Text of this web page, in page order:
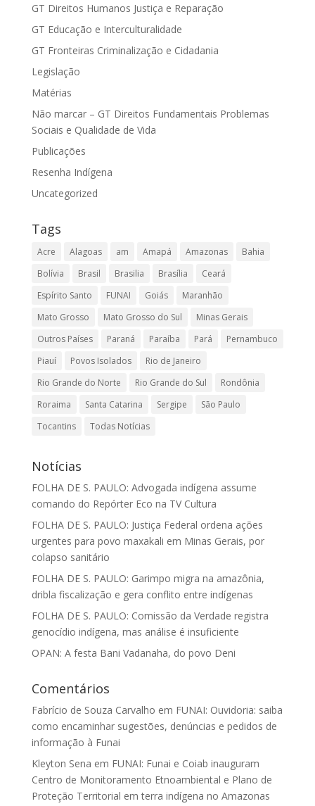
GT Direitos Humanos Justiça e Reparação
GT Educação e Interculturalidade
GT Fronteiras Criminalização e Cidadania
Legislação
Matérias
Não marcar – GT Direitos Fundamentais Problemas
Sociais e Qualidade de Vida
Publicações
Resenha Indígena
Uncategorized
Tags
Acre Alagoas am Amapá Amazonas
Bahia
Bolívia
Brasil Brasilia Brasília
Ceará
Espírito Santo
FUNAI Goiás
Maranhão
Mato Grosso
Mato Grosso do Sul
Minas Gerais
Outros Países
Paraná Paraíba Pará
Pernambuco
Piauí
Povos Isolados
Rio de Janeiro
Rio Grande do Norte
Rio Grande do Sul
Rondônia
Roraima
Santa Catarina Sergipe
São Paulo
Tocantins
Todas Notícias
Notícias
FOLHA DE S. PAULO: Advogada indígena assume
comando do Repórter Eco na TV Cultura
FOLHA DE S. PAULO: Justiça Federal ordena ações
urgentes para povo maxakali em Minas Gerais, por
colapso sanitário
FOLHA DE S. PAULO: Garimpo migra na amazônia,
dribla fiscalização e gera conflito entre indígenas
FOLHA DE S. PAULO: Comissão da Verdade registra
genocídio indígena, mas análise é insuficiente
OPAN: A festa Bani Vadanaha, do povo Deni
Comentários
Fabrício de Souza Carvalho em FUNAI: Ouvidoria: saiba
como encaminhar sugestões, denúncias e pedidos de
informação à Funai
Kleyton Sena em FUNAI: Funai e Coiab inauguram
Centro de Monitoramento Etnoambiental e Plano de
Proteção Territorial em terra indígena no Amazonas